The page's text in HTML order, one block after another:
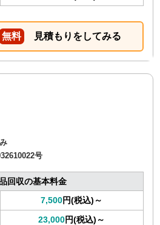
無料 見積もりをしてみる
号
回収の基本料金
7,500円(税込)～
23,000円(税込)～